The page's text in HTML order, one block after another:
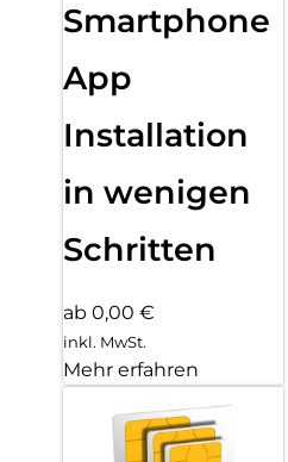
Smartphone
App
Installation
in wenigen
Schritten
ab 0,00 €
inkl. MwSt.
Mehr erfahren